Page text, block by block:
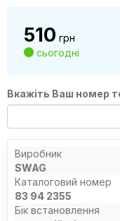
510 грн
сьогодні
Вкажіть Ваш номер
Виробник
SWAG
Каталоговий номер
83 94 2355
Бік встановлення